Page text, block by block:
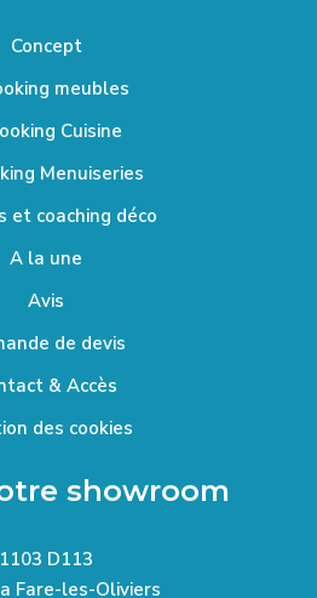
Concept
meubles
Cuisine
Menuiseries
et coaching déco
A la une
Avis
de devis
& Accès
des cookies
showroom
1103 D113
Fare-les-Oliviers